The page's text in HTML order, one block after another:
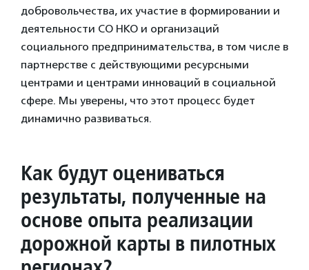
добровольчества, их участие в формировании и
деятельности СО НКО и организаций
социального предпринимательства, в том числе в
партнерстве с действующими ресурсными
центрами и центрами инноваций в социальной
сфере. Мы уверены, что этот процесс будет
динамично развиваться.
Как будут оцениваться
результаты, полученные на
основе опыта реализации
дорожной карты в пилотных